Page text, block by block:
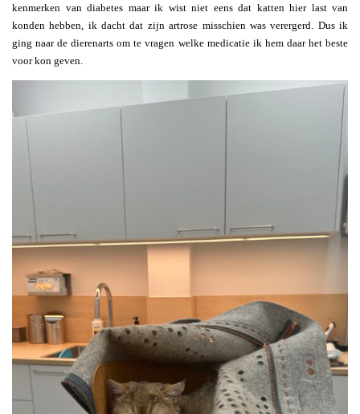
kenmerken van diabetes maar ik wist niet eens dat katten hier last van
konden hebben, ik dacht dat zijn artrose misschien was verergerd. Dus ik
ging naar de dierenarts om te vragen welke medicatie ik hem daar het beste
voor kon geven.